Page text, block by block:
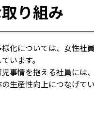
り組み
化については、女性社
います。
事情を抱える社員には
生産性向上につなげてい